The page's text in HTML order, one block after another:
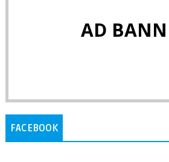
AD
FACEBOOK